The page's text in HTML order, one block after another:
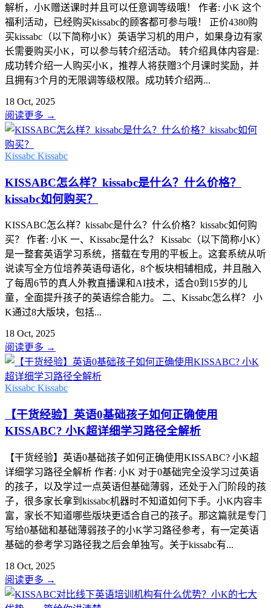
解析，小K赠送课时并且可以任意调等级哦！ 作者: 小K 这个
福利活动，已经购买kissabc的顾客都可参与哦！ 正价4380购
买kissabc（以下简称小K）英语学习机的用户，如果身边有家
长需要购买小K，可以参与转介绍活动。 转介绍具体内容是:
成功转介绍一人购买小K，推荐人将获赠3个月课时奖励，并
且拥有3个月的无限调等级权限。成功转介绍两...
18 Oct, 2025
阅读更多 →
Kissabc Kissabc
KISSABC怎么样？kissabc是什么？什么价格？
kissabc如何购买？
KISSABC怎么样？kissabc是什么？什么价格？kissabc如何购
买？ 作者: 小K 一、Kissabc是什么？ Kissabc（以下简称小K）
是一整套英语学习系统，搭载在专用的平板上。这套系统从听
说读写全方位培养英语母语化，8个板块相辅相成，并且融入
了每周6节的真人外教直播课和AI技术，适合0到15岁的儿
童，全面提升孩子的英语综合能力。 二、Kissabc怎么样？ 小
K通过8大版块，包括...
18 Oct, 2025
阅读更多 →
Kissabc Kissabc
【干货经验】英语0基础孩子如何正确使用
KISSABC? 小K超详细学习路径全解析
【干货经验】英语0基础孩子如何正确使用KISSABC? 小K超
详细学习路径全解析 作者: 小K 对于0基础完全没学习过英语
的孩子，以及学过一点英语但基础薄弱，还处于入门阶段的孩
子，很多家长拿到kissabc机器时不知道如何下手。小K内容丰
富，家长不知道哪些版块更适合自己的孩子。那这篇就是专门
写给0基础和基础薄弱孩子的小K学习路径参考，有一定英语
基础的参考学习路径我之后会单独写。关于kissabc有...
18 Oct, 2025
阅读更多 →